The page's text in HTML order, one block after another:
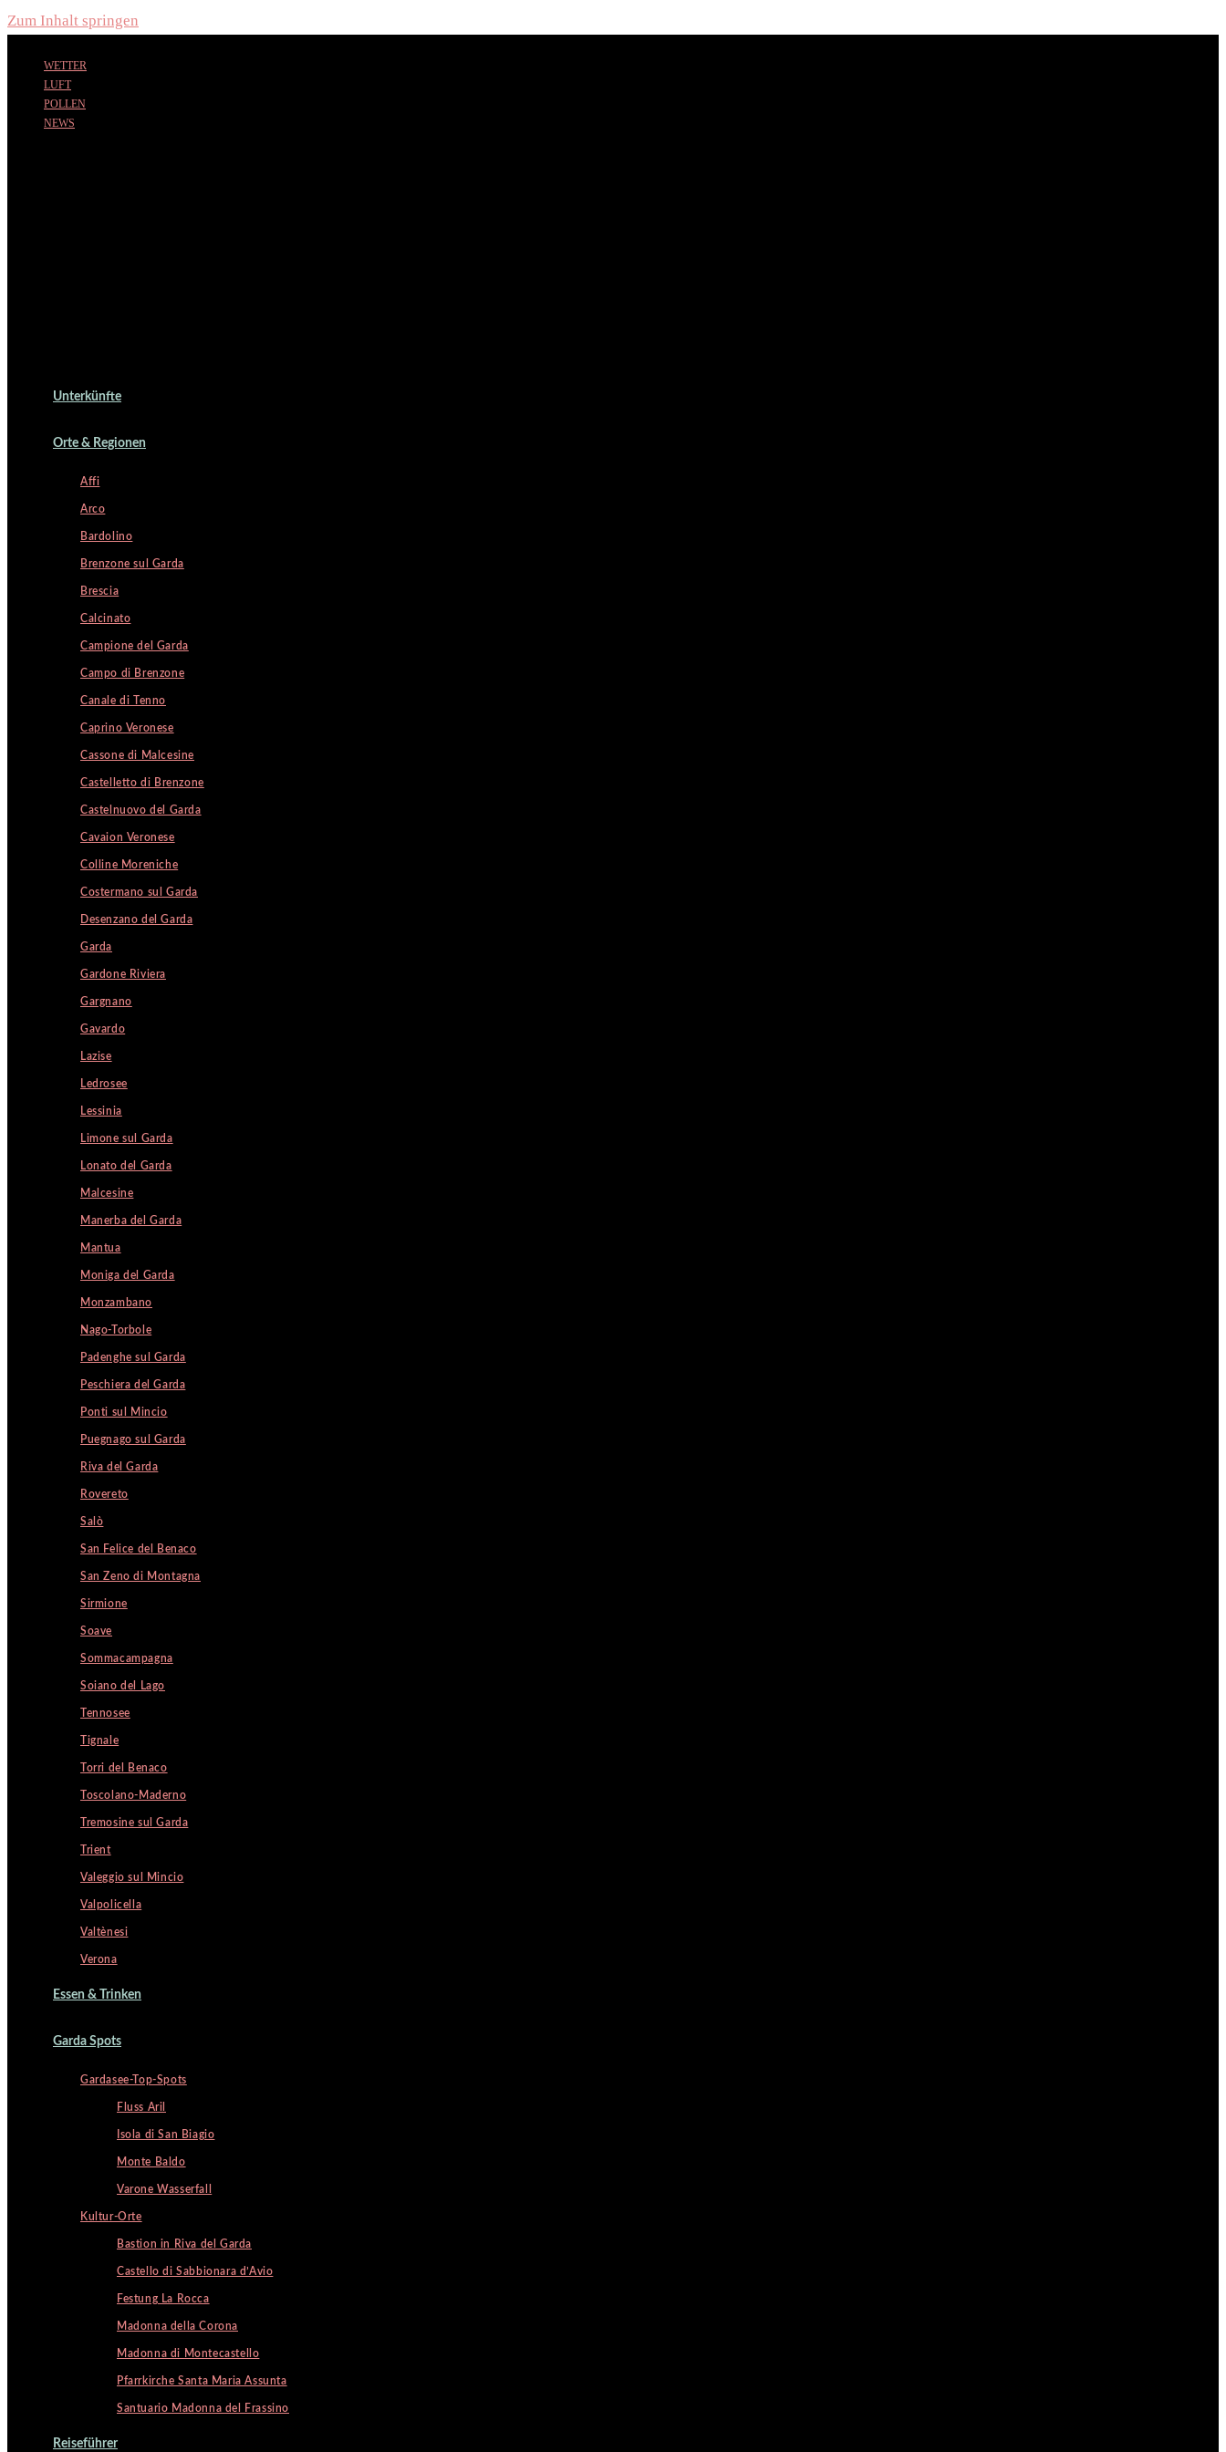
Zum Inhalt springen
WETTER
LUFT
POLLEN
NEWS
Unterkünfte
Orte & Regionen
Affi
Arco
Bardolino
Brenzone sul Garda
Brescia
Calcinato
Campione del Garda
Campo di Brenzone
Canale di Tenno
Caprino Veronese
Cassone di Malcesine
Castelletto di Brenzone
Castelnuovo del Garda
Cavaion Veronese
Colline Moreniche
Costermano sul Garda
Desenzano del Garda
Garda
Gardone Riviera
Gargnano
Gavardo
Lazise
Ledrosee
Lessinia
Limone sul Garda
Lonato del Garda
Malcesine
Manerba del Garda
Mantua
Moniga del Garda
Monzambano
Nago-Torbole
Padenghe sul Garda
Peschiera del Garda
Ponti sul Mincio
Puegnago sul Garda
Riva del Garda
Rovereto
Salò
San Felice del Benaco
San Zeno di Montagna
Sirmione
Soave
Sommacampagna
Soiano del Lago
Tennosee
Tignale
Torri del Benaco
Toscolano-Maderno
Tremosine sul Garda
Trient
Valeggio sul Mincio
Valpolicella
Valtènesi
Verona
Essen & Trinken
Garda Spots
Gardasee-Top-Spots
Fluss Aril
Isola di San Biagio
Monte Baldo
Varone Wasserfall
Kultur-Orte
Bastion in Riva del Garda
Castello di Sabbionara d’Avio
Festung La Rocca
Madonna della Corona
Madonna di Montecastello
Pfarrkirche Santa Maria Assunta
Santuario Madonna del Frassino
Reiseführer